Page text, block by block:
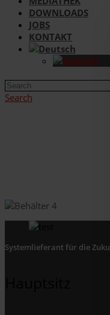
DOWNLOADS
JOBS
KONTAKT
Search
Systemlieferant für die